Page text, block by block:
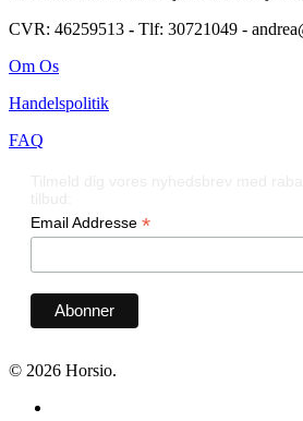
CVR: 46259513 - Tlf: 30721049 -
Om Os
Handelspolitik
FAQ
Email Addresse *
© 2026 Horsio.